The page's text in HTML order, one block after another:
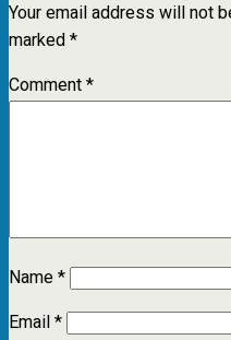
Your email address will not
marked*
Comment*
Name*
Email*